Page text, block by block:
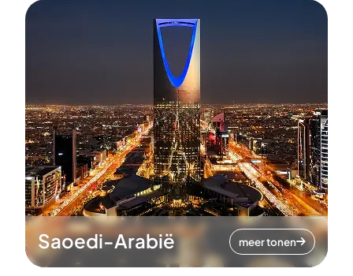
Saoedi-Arabië meer tonen